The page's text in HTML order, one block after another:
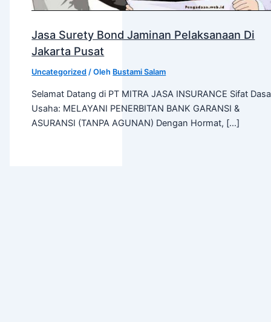
Jasa Surety Bond Jaminan Pelaksanaan Di
Jakarta Pusat
Uncategorized / Oleh Bustami Salam
Selamat Datang di PT MITRA JASA INSURANCE Sifat
Usaha: MELAYANI PENERBITAN BANK GARANSI &
ASURANSI (TANPA AGUNAN) Dengan Hormat, […]